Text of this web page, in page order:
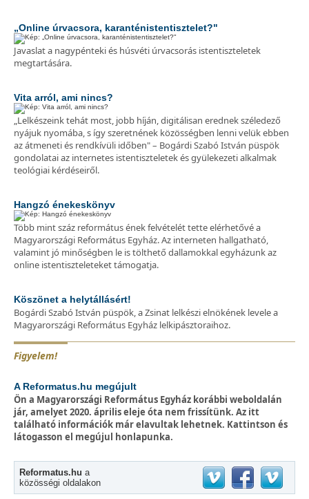
„Online úrvacsora, karanténistentisztelet?"
Javaslat a nagypénteki és húsvéti úrvacsorás istentiszteletek
megtartására.
Vita arról, ami nincs?
„Lelkészeink tehát most, jobb híján, digitálisan erednek széledező
nyájuk nyomába, s így szeretnének közösségben lenni velük ebben
az átmeneti és rendkívüli időben" – Bogárdi Szabó István püspök
gondolatai az internetes istentiszteletek és gyülekezeti alkalmak
teológiai kérdéseiről.
Hangzó énekeskönyv
Több mint száz református ének felvételét tette elérhetővé a
Magyarországi Református Egyház. Az interneten hallgatható,
valamint jó minőségben le is tölthető dallamokkal egyházunk az
online istentiszteleteket támogatja.
Köszönet a helytállásért!
Bogárdi Szabó István püspök, a Zsinat lelkészi elnökének levele a
Magyarországi Református Egyház lelkipásztoraihoz.
Figyelem!
A Reformatus.hu megújult
Ön a Magyarországi Református Egyház korábbi weboldalán
jár, amelyet 2020. április eleje óta nem frissítünk. Az itt
található információk már elavultak lehetnek. Kattintson és
látogasson el megújul honlapunka.
Reformatus.hu a
közösségi oldalakon